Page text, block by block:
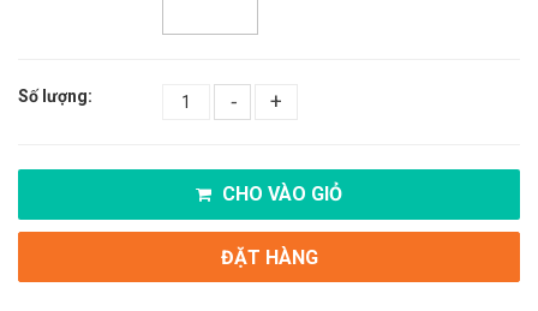
Số lượng: - +
CHO VÀO GIỎ
ĐẶT HÀNG